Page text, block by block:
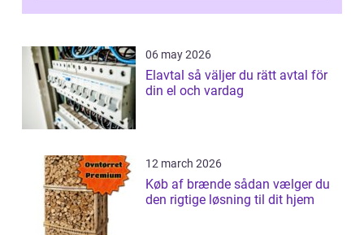
06 may 2026
Elavtal så väljer du rätt avtal för
din el och vardag
12 march 2026
Køb af brænde sådan vælger du
den rigtige løsning til dit hjem